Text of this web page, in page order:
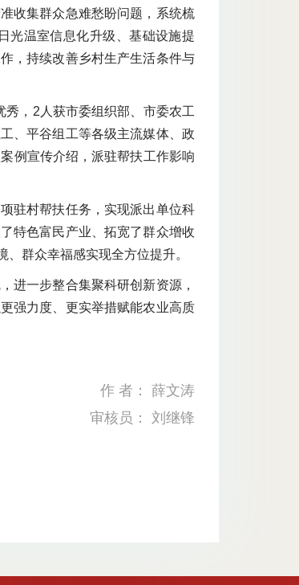
收集群众急难愁盼问题，系统梳
光温室信息化升级、基础设施提
，持续改善乡村生产生活条件与
，2人获市委组织部、市委农工
、平谷组工等各级主流媒体、政
例宣传介绍，派驻帮扶工作影响
驻村帮扶任务，实现派出单位科
特色富民产业、拓宽了群众增收
群众幸福感实现全方位提升。
进一步整合集聚科研创新资源，
强力度、更实举措赋能农业高质
作 者： 薛文涛
审核员： 刘继锋